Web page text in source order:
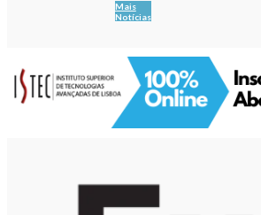
Mais
Notícias